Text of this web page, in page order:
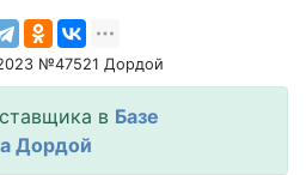
№47521 Дордой
в Базе
Дордой